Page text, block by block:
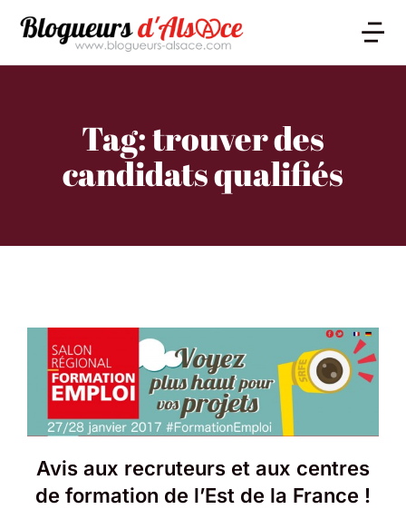
Tag: trouver des
candidats qualifiés
Avis aux recruteurs et aux centres
de formation de l’Est de la France !